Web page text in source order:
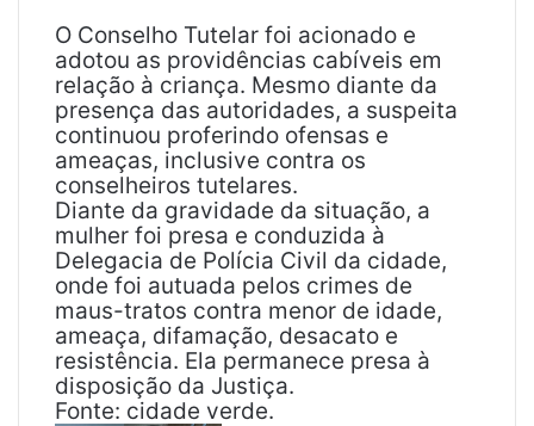
O Conselho Tutelar foi acionado e
adotou as providências cabíveis em
relação à criança. Mesmo diante da
presença das autoridades, a suspeita
continuou proferindo ofensas e
ameaças, inclusive contra os
conselheiros tutelares.
Diante da gravidade da situação, a
mulher foi presa e conduzida à
Delegacia de Polícia Civil da cidade,
onde foi autuada pelos crimes de
maus-tratos contra menor de idade,
ameaça, difamação, desacato e
resistência. Ela permanece presa à
disposição da Justiça.
Fonte: cidade verde.